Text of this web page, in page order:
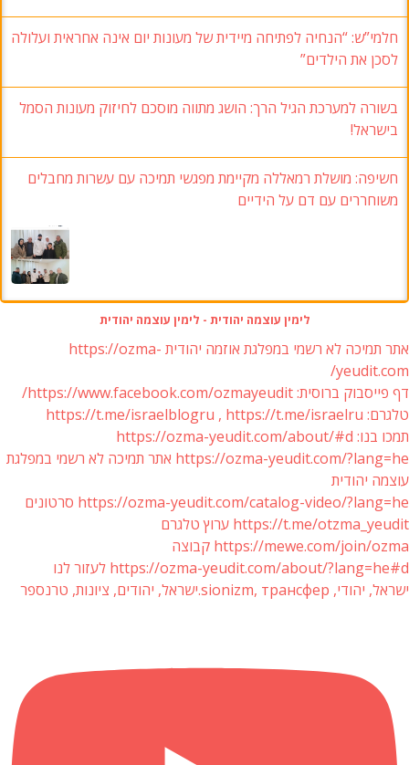
חלמי”ש: “הנחיה לפתיחה מיידית של מעונות יום אינה אחראית ועלולה
לסכן את הילדים”
בשורה למערכת הגיל הרך: הושג מתווה מוסכם לחיזוק מעונות הסמל
בישראל!
חשיפה: מושלת רמאללה מקיימת מפגשי תמיכה עם עשרות מחבלים
משוחררים עם דם על הידיים
לימין עוצמה יהודית - לימין עוצמה יהודית
אתר תמיכה לא רשמי במפלגת אוזמה יהודית https://ozma-
yeudit.com/
דף פייסבוק ברוסית: https://www.facebook.com/ozmayeudit/
טלגרם: https://t.me/israelblogru , https://t.me/israelru
תמכו בנו: https://ozma-yeudit.com/about/#d
https://ozma-yeudit.com/?lang=he אתר תמיכה לא רשמי במפלגת
עוצמה יהודית
https://ozma-yeudit.com/catalog-video/?lang=he סרטונים
https://t.me/otzma_yeudit ערוץ טלגרם
https://mewe.com/join/ozma קבוצה
https://ozma-yeudit.com/about/?lang=he#d לעזור לנו
ישראל, יהודי, sionizm, трансфер.ישראל, יהודים, ציונות, טרנספר